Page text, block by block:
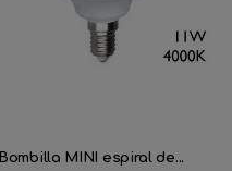
Bombilla MINI espiral de...